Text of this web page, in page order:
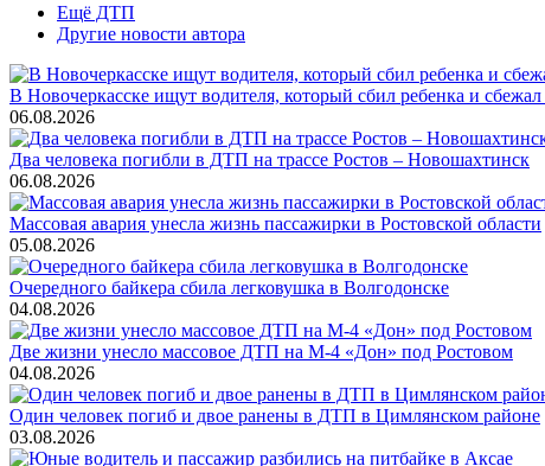
Ещё ДТП
Другие новости автора
В Новочеркасске ищут водителя, который сбил ребенка и
06.08.2026
Два человека погибли в ДТП на трассе Ростов – Новошахтинск
06.08.2026
Массовая авария унесла жизнь пассажирки в Ростовской области
05.08.2026
Очередного байкера сбила легковушка в Волгодонске
04.08.2026
Две жизни унесло массовое ДТП на М-4 «Дон» под Ростовом
04.08.2026
Один человек погиб и двое ранены в ДТП в Цимлянском районе
03.08.2026